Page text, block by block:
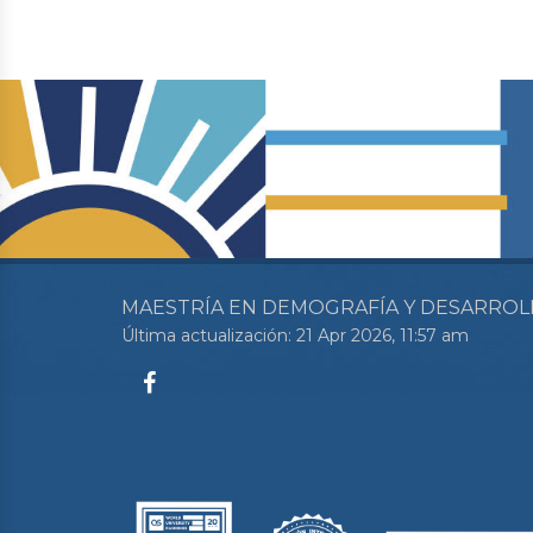
MAESTRÍA EN DEMOGRAFÍA Y
Última actualización: 21 Apr 2026, 11:57 am